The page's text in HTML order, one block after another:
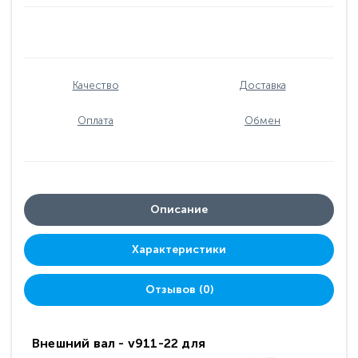
Качество Доставка
Оплата Обмен
Описание
Характеристики
Отзывов (0)
Внешний вал - v911-22 для